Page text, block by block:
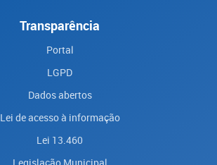
Transparência
Portal
LGPD
Dados abertos
Lei de acesso à informação
Lei 13.460